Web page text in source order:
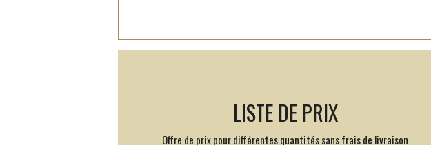
LISTE DE PRIX
Offre de prix pour différentes quantités sans frais de livraison